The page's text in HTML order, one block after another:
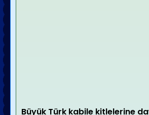
Büyük Türk kabile kitlelerine